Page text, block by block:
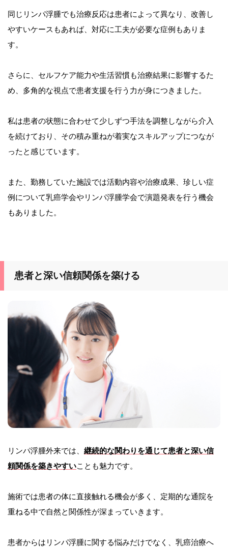
同じリンパ浮腫でも治療反応は患者によって異なり、改善し
やすいケースもあれば、対応に工夫が必要な症例もありま
す。
さらに、セルフケア能力や生活習慣も治療結果に影響するた
め、多角的な視点で患者支援を行う力が身につきました。
私は患者の状態に合わせて少しずつ手法を調整しながら介入
を続けており、その積み重ねが着実なスキルアップにつなが
ったと感じています。
また、勤務していた施設では活動内容や治療成果、珍しい症
例について乳癌学会やリンパ浮腫学会で演題発表を行う機会
もありました。
患者と深い信頼関係を築ける
リンパ浮腫外来では、 継続的な関わりを通じて患者と深い信
頼関係を築きやすいことも魅力です。
施術では患者の体に直接触れる機会が多く、定期的な通院を
重ねる中で自然と関係性が深まっていきます。
患者からはリンパ浮腫に関する悩みだけでなく、乳癌治療へ